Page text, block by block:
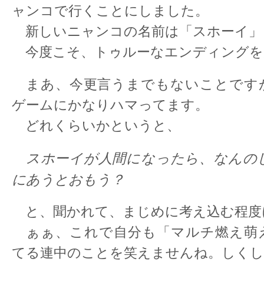
ャンコで行くことにしました。
新しいニャンコの名前は「スホーイ」
今度こそ、トゥルーなエンディング
まあ、今更言うまでもないことです
ゲームにかなりハマってます。
どれくらいかというと、
スホーイが人間になったら、なんの
にあうとおもう？
と、聞かれて、まじめに考え込む程
ぁぁ、これで自分も「マルチ燃え萌
てる連中のことを笑えませんね。しく